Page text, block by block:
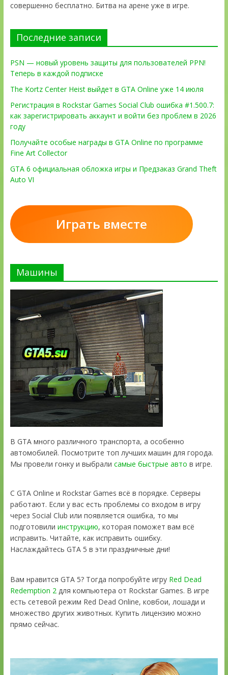
совершенно бесплатно. Битва на арене уже в игре.
Последние записи
PSN — новый уровень защиты для пользователей PPN!
Теперь в каждой подписке
The Kortz Center Heist выйдет в GTA Online уже 14 июля
Регистрация в Rockstar Games Social Club ошибка #1.500.7:
как зарегистрировать аккаунт и войти без проблем в 2026
году
Получайте особые награды в GTA Online по программе
Fine Art Collector
GTA 6 официальная обложка игры и Предзаказ Grand Theft
Auto VI
Играть вместе
Машины
В GTA много различного транспорта, а особенно
автомобилей. Посмотрите топ лучших машин для города.
Мы провели гонку и выбрали самые быстрые авто в игре.
С GTA Online и Rockstar Games всё в порядке. Серверы
работают. Если у вас есть проблемы со входом в игру
через Social Club или появляется ошибка, то мы
подготовили инструкцию, которая поможет вам всё
исправить. Читайте, как исправить ошибку.
Наслаждайтесь GTA 5 в эти праздничные дни!
Вам нравится GTA 5? Тогда попробуйте игру Red Dead
Redemption 2для компьютера от Rockstar Games. В игре
есть сетевой режим Red Dead Online, ковбои, лошади и
множество других животных. Купить лицензию можно
прямо сейчас.